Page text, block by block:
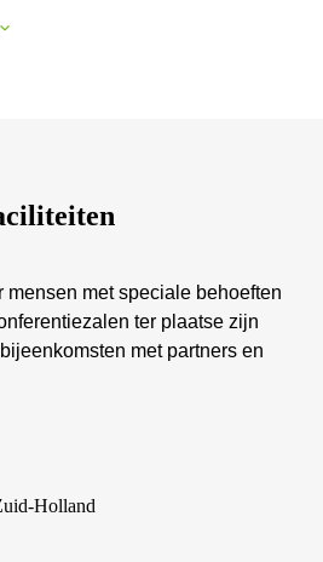
met speciale behoeften
ter plaatse zijn
met partners en
Holland